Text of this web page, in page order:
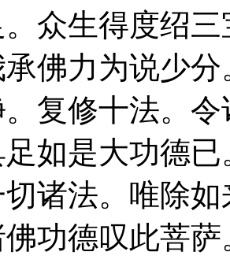
众生得度绍
佛力为说少
复修十法。
如是大功德
诸法。唯除
功德叹此菩